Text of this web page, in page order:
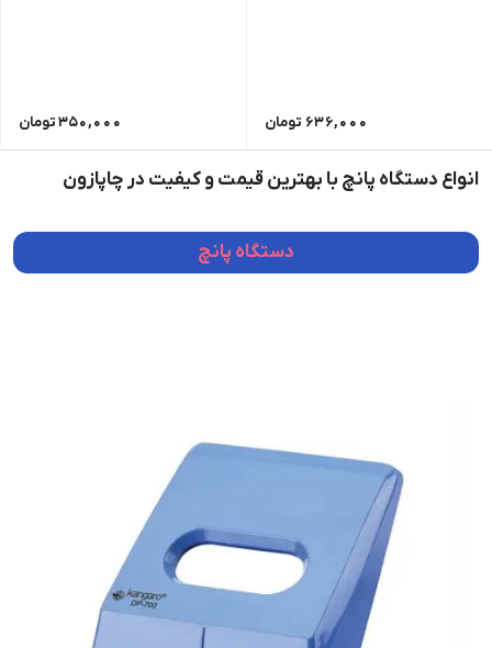
636,000 تومان 350,000تومان
انواع دستگاه پانچ با بهترین قیمت و کیفیت در چاپازون
دستگاه پانچ